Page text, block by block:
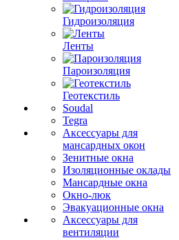
Гидроизоляция
Ленты
Пароизоляция
Геотекстиль
Soudal
Tegra
Аксессуары для
мансардных окон
Зенитные окна
Изоляционные оклады
Мансардные окна
Окно-люк
Эвакуационные окна
Аксессуары для
вентиляции